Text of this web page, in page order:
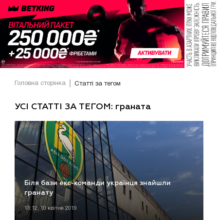
Головна сторінка Статті за тегом
УСІ СТАТТІ ЗА ТЕГОМ: граната
Біля бази екс-команди українця знайшли
гранату
13:12, 10 квітня 2019